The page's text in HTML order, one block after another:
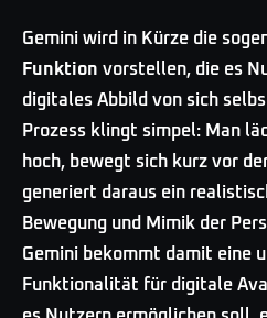
Gemini wird in Kürze die
Funktion vorstellen, die es
digitales Abbild von sich
Prozess klingt simpel: Man
hoch, bewegt sich kurz vor
generiert daraus ein
Bewegung und Mimik der
Gemini bekommt damit eine
Funktionalität für digitale